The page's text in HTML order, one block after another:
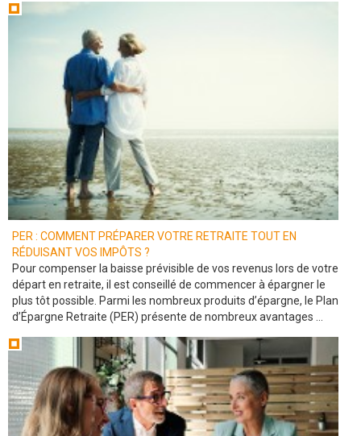
PER : COMMENT PRÉPARER VOTRE RETRAITE TOUT EN
RÉDUISANT VOS IMPÔTS ?
Pour compenser la baisse prévisible de vos revenus lors de votre
départ en retraite, il est conseillé de commencer à épargner le
plus tôt possible. Parmi les nombreux produits d’épargne, le Plan
d’Épargne Retraite (PER) présente de nombreux avantages ...